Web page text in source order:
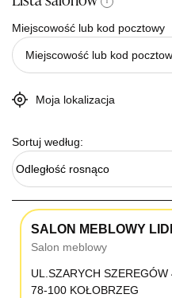
i
Miejscowość lub kod pocztowy
Moja lokalizacja
Sortuj według:
Odległość rosnąco
SALON MEBLOWY
Salon meblowy
UL.SZARYCH SZEREGÓW
78-100 KOŁOBRZEG